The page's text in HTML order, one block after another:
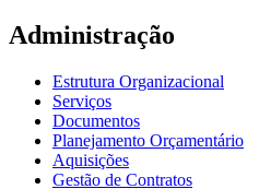
Administração
Estrutura Organizacional
Serviços
Documentos
Planejamento Orçamentário
Aquisições
Gestão de Contratos